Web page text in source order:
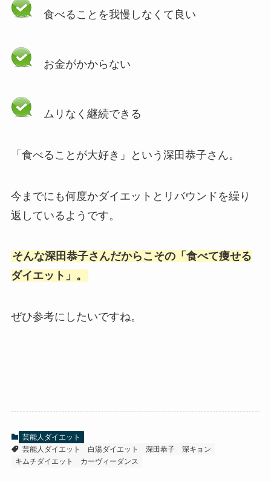
食べることを我慢しなくて良い
お金がかからない
ムリなく継続できる
「食べることが大好き」という深田恭子さん。
今までにも何度かダイエットとリバウンドを繰り
返しているようです。
そんな深田恭子さんだからこその「食べて痩せる
ダイエット」。
ぜひ参考にしたいですね。
芸能人ダイエット
芸能人ダイエット
白湯ダイエット 深田恭子
深キョン
キムチダイエット
カーヴィーダンス